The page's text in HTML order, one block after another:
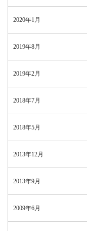
2020年1月
2019年8月
2019年2月
2018年7月
2018年5月
2013年12月
2013年9月
2009年6月